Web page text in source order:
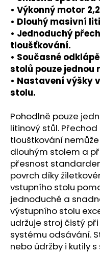
• Výkonný motor
• Dlouhý masivní
• Jednoduchý
tloušťkování.
• Současné
stolů pouze jednou
• Nastavení výšky
stolu.
Pohodlně pouze
litinový stůl.
tlouštkování
dlouhým stolem a
přesnost
povrch díky
vstupního stolu
jednoduché a
výstupního stolu
udržuje stroj čistý
systému odsávání.
nebo údržby i kutily
e